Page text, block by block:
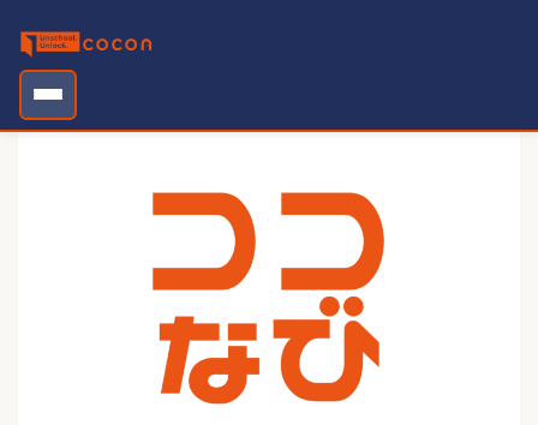
content